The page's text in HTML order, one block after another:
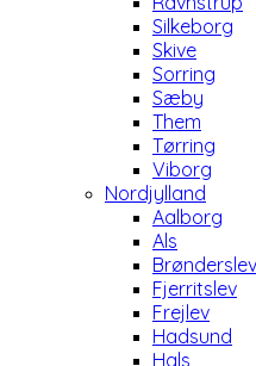
Silkeborg
Skive
Sorring
Sæby
Them
Tørring
Viborg
Nordjylland
Aalborg
Als
Brønderslev
Fjerritslev
Frejlev
Hadsund
Hals